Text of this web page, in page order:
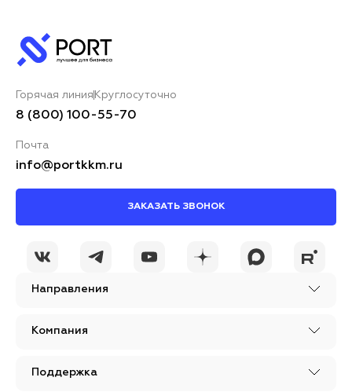
Направления
Компания
Поддержка
Горячая линия Круглосуточно
8 (800) 100-55-70
Почта
info@portkkm.ru
ЗАКАЗАТЬ ЗВОНОК